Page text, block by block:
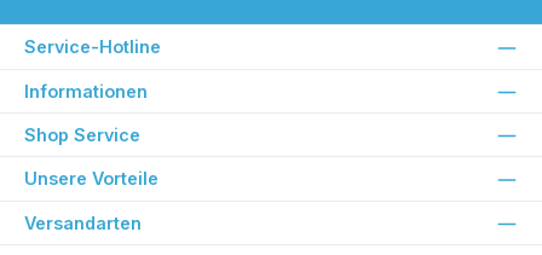
Service-Hotline
Informationen
Shop Service
Unsere Vorteile
Versandarten